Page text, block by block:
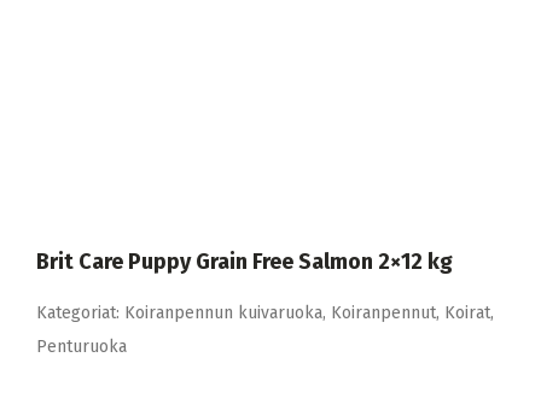
Brit Care Puppy Grain Free Salmon 2×12 kg
Kategoriat: Koiranpennun kuivaruoka, Koiranpennut, Koirat,
Penturuoka